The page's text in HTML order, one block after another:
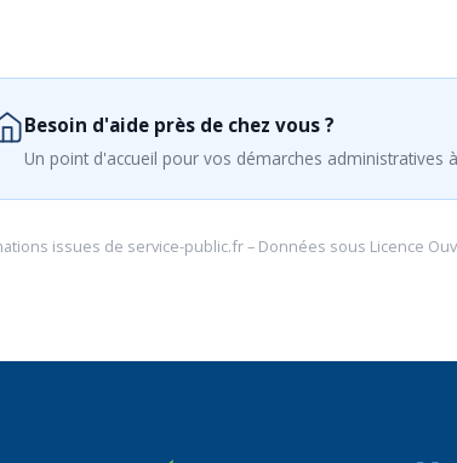
Besoin d'aide près de chez vous ?
Un point d'accueil pour vos démarches administratives
issues de service-public.fr– Données sous Licence